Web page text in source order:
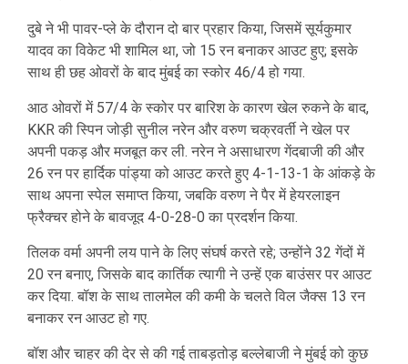
दुबे ने भी पावर-प्ले के दौरान दो बार प्रहार किया, जिसमें सूर्यकुमार
यादव का विकेट भी शामिल था, जो 15 रन बनाकर आउट हुए; इसके
साथ ही छह ओवरों के बाद मुंबई का स्कोर 46/4 हो गया.
आठ ओवरों में 57/4 के स्कोर पर बारिश के कारण खेल रुकने के बाद,
KKR की स्पिन जोड़ी सुनील नरेन और वरुण चक्रवर्ती ने खेल पर
अपनी पकड़ और मजबूत कर ली. नरेन ने असाधारण गेंदबाजी की और
26 रन पर हार्दिक पांड्या को आउट करते हुए 4-1-13-1 के आंकड़े के
साथ अपना स्पेल समाप्त किया, जबकि वरुण ने पैर में हेयरलाइन
फ्रैक्चर होने के बावजूद 4-0-28-0 का प्रदर्शन किया.
तिलक वर्मा अपनी लय पाने के लिए संघर्ष करते रहे; उन्होंने 32 गेंदों में
20 रन बनाए, जिसके बाद कार्तिक त्यागी ने उन्हें एक बाउंसर पर आउट
कर दिया. बॉश के साथ तालमेल की कमी के चलते विल जैक्स 13 रन
बनाकर रन आउट हो गए.
बॉश और चाहर की देर से की गई ताबड़तोड़ बल्लेबाजी ने मुंबई को कुछ